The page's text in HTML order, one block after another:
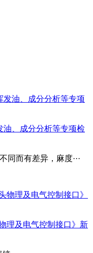
油、成分分析等专项检
同而有差异，麻度···
理及电气控制接口》新